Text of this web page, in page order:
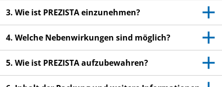
medizinische Fachpersonal. Dies gilt auch für
Packungsbeilage angegeben sind. Siehe Abschnitt
4.
3. Wie ist PREZISTA einzunehmen?
4. Welche Nebenwirkungen sind möglich?
5. Wie ist PREZISTA aufzubewahren?